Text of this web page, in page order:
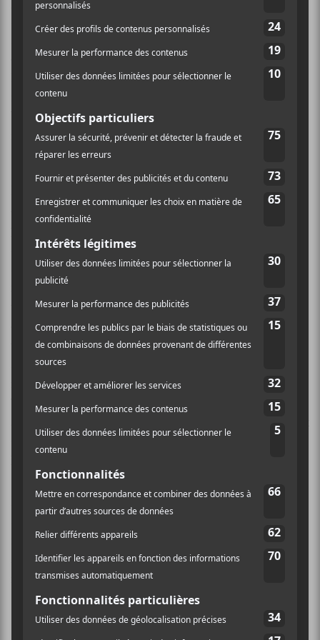
El
Dorado Sunset
, mais épicé d’électro-pop, ce qui
confère à l’album une facture franchement moderne.
De plus,Boogatse permet aussi un métissage avec des
instruments traditionnels québécois qui donne au
bout du compte une création au son contemporain et
riche.
D’ailleurs, l’album s’ouvre sur les premières notes
d’accordéon d’Eres hecha para mí qui, avec ses
souhait, donne le coup d’envoi avec autorité. Le tout
se poursuit surLlévame palláqui se rapproche de la
musique classique latine avec son piano et ses cuivres
typiques. L’artiste se permet aussi quelques
collaborations, dont une avecRadio Radio, ce qui est
tout à fait naturel, puisqu’au-delà de la nature latine de
sa musique, le côté plus électro de
rapproche drôlement du travail du groupe acadien.
Tout simplement intituléWow, le tube est très
accrocheur avec sa mélodie rapide et, n’en déplaise aux
Christian Rioux de ce monde qui ont la «pureté de la
Bref,Boogatoffre unEl Dorado Sunsetdansant qui
saura animer les pistes de danses du Québec avec ses
rythmes chauds. Le montréalais démontre sa capacité
à métisser les influences musicales dans un rap urbain,
rempli de cuivres et de synthétiseurs. Solide!
Ma note : 7.5/10